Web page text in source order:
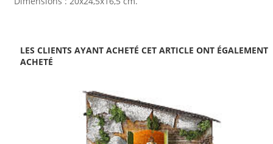
LES CLIENTS AYANT ACHETÉ CET ARTICLE ONT ÉGALEMENT
ACHETÉ